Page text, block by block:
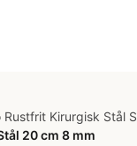
Rustfrit Kirurgisk Stål
20 cm 8 mm